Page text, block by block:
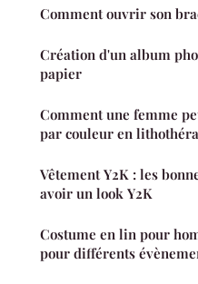
Comment ouvrir son
Création d'un album
papier
Comment une femme
par couleur en
Vêtement Y2K : les
avoir un look Y2K
Costume en lin pour
pour différents